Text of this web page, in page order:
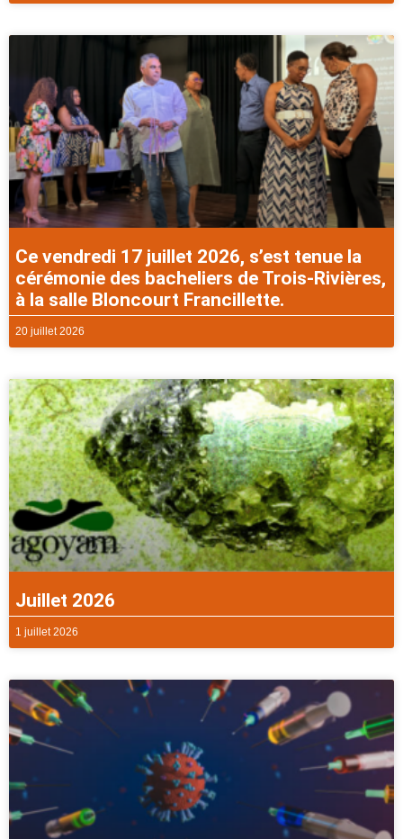
Ce vendredi 17 juillet 2026, s’est tenue la
cérémonie des bacheliers de Trois-Rivières,
à la salle Bloncourt Francillette.
20 juillet 2026
Juillet 2026
1 juillet 2026